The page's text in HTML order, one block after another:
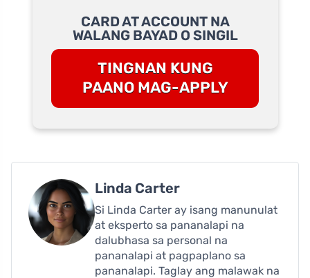
CARD AT ACCOUNT NA
WALANG BAYAD O SINGIL
TINGNAN KUNG
PAANO MAG-APPLY
Linda Carter
Si Linda Carter ay isang manunulat
at eksperto sa pananalapi na
dalubhasa sa personal na
pananalapi at pagpaplano sa
pananalapi. Taglay ang malawak na